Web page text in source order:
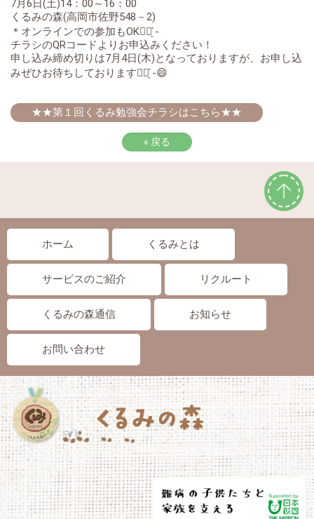
7月6日(土)14：00～16：00
くるみの森(高岡市佐野548－2)
＊オンラインでの参加もOK👍🏻 ̖́-︎
チラシのQRコードよりお申込みください！
申し込み締め切りは7月4日(木)となっておりますが、お申し込
みぜひお待ちしております✊🏻‪ ̖́-‬😄
★★第１回くるみ勉強会チラシはこちら★★
« 戻る
ホーム くるみとは
サービスのご紹介 リクルート
くるみの森通信 お知らせ
お問い合わせ